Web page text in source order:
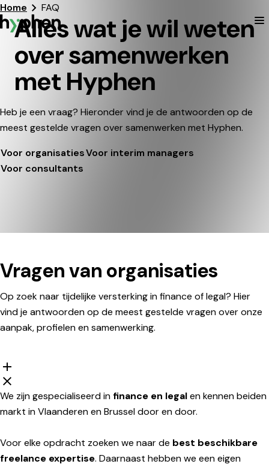
Hyphen
Home FAQ
Alles wat je wil weten
over samenwerken
met Hyphen
Heb je een vraag? Hieronder vind je de antwoorden op de
meest gestelde vragen over samenwerken met Hyphen.
Voor organisatiesVoor interim managers
Voor consultants
Vragen van organisaties
Op zoek naar tijdelijke versterking in finance of legal? Hier
vind je antwoorden op de meest gestelde vragen over onze
aanpak, profielen en samenwerking.
We zijn gespecialiseerd in finance en legalen kennen beiden
markt in Vlaanderen en Brussel door en door.
Voor elke opdracht zoeken we naar de best beschikbare
freelance expertise. Daarnaast hebben we een eigen